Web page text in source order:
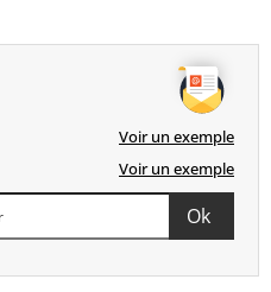
Voir un exemple
Voir un exemple